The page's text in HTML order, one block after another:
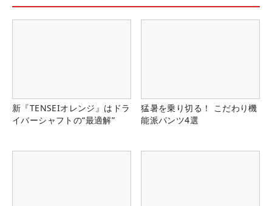
新『TENSEIオレンジ』はドラ
イバーシャフトの“最適解”
猛暑を乗り切る！ こだわり機
能派パンツ4選